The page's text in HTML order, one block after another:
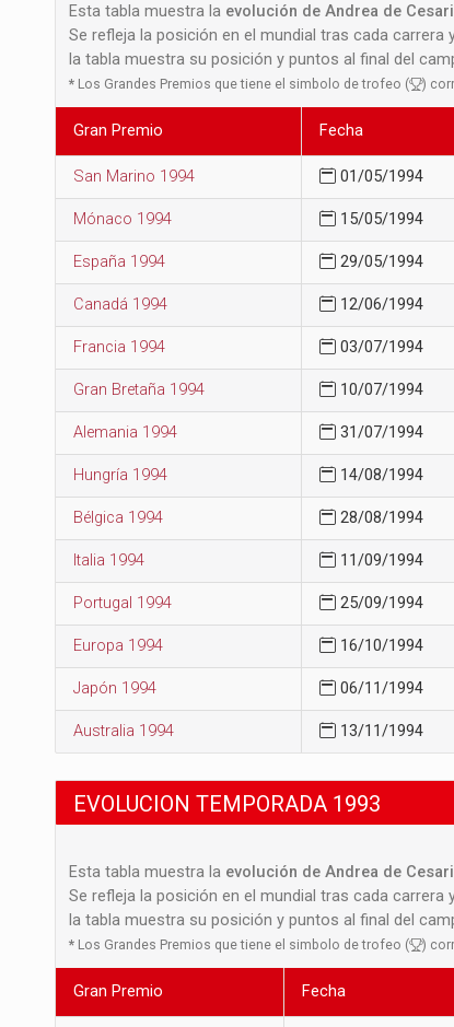
Esta tabla muestra la evolución de Andrea de
Se refleja la posición en el mundial tras cada
la tabla muestra su posición y puntos al final del
* Los Grandes Premios que tiene el simbolo de trofeo ( )
Gran Premio Fecha
San Marino 1994 01/05/1994
Mónaco 1994 15/05/1994
España 1994 29/05/1994
Canadá 1994 12/06/1994
Francia 1994 03/07/1994
Gran Bretaña 1994 10/07/1994
Alemania 1994 31/07/1994
Hungría 1994 14/08/1994
Bélgica 1994 28/08/1994
Italia 1994 11/09/1994
Portugal 1994 25/09/1994
Europa 1994 16/10/1994
Japón 1994 06/11/1994
Australia 1994 13/11/1994
EVOLUCION TEMPORADA 1993
Esta tabla muestra la evolución de Andrea de
Se refleja la posición en el mundial tras cada
la tabla muestra su posición y puntos al final del
* Los Grandes Premios que tiene el simbolo de trofeo ( )
Gran Premio Fecha